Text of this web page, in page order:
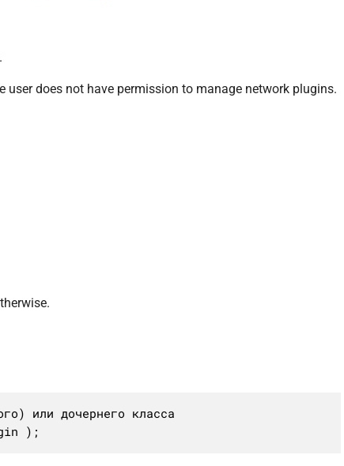
does not have permission to manage network plugins.
или дочернего класса
);